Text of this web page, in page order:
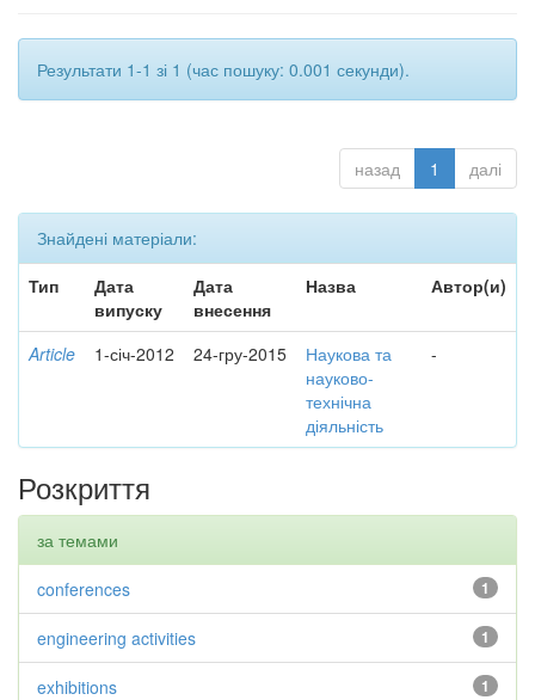
Результати 1-1 зі 1 (час пошуку: 0.001 секунди).
назад 1 далі
Знайдені матеріали:
Тип
Дата
випуску
Дата
внесення
Назва Автор(и)
Article 1-січ-2012 24-гру-2015
Наукова та
науково-
технічна
діяльність
-
Розкриття
за темами
1
conferences
1
engineering activities
1
exhibitions